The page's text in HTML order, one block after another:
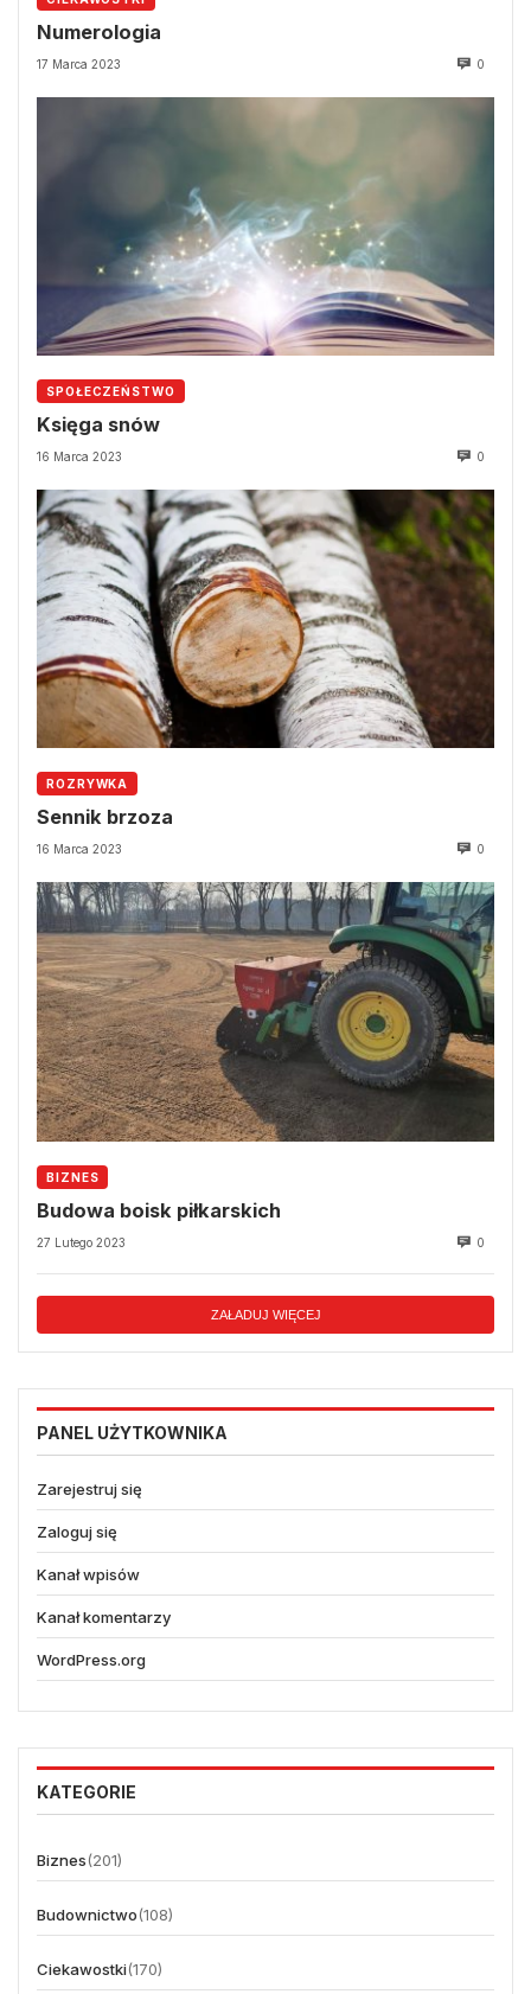
Numerologia
17 Marca 2023 0
SPOŁECZEŃSTWO
Księga snów
16 Marca 2023 0
ROZRYWKA
Sennik brzoza
16 Marca 2023 0
BIZNES
Budowa boisk piłkarskich
27 Lutego 2023 0
ZAŁADUJ WIĘCEJ
PANEL UŻYTKOWNIKA
Zarejestruj się
Zaloguj się
Kanał wpisów
Kanał komentarzy
WordPress.org
KATEGORIE
Biznes(201)
Budownictwo(108)
Ciekawostki(170)